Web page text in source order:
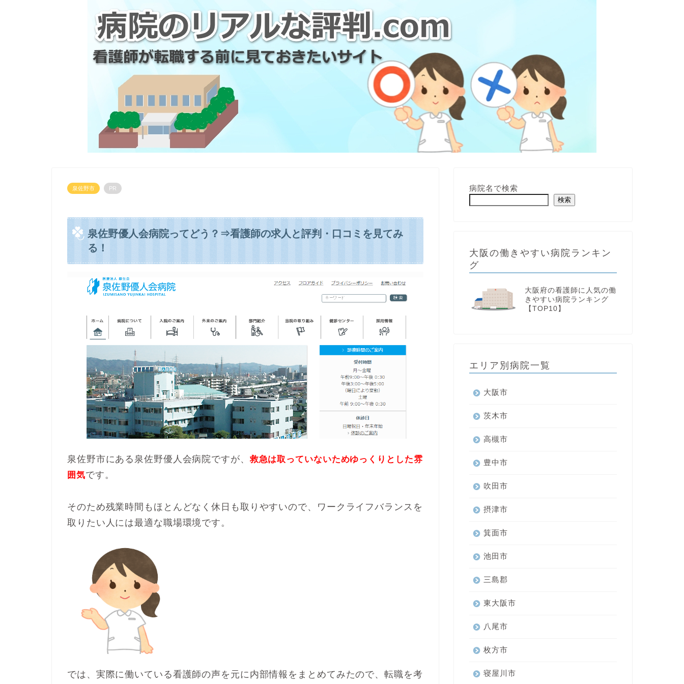
泉佐野市 PR
泉佐野優人会病院ってどう？⇒看護師の求人と評判・口コミを見てみ
る！
泉佐野市にある泉佐野優人会病院ですが、救急は取っていないためゆっくりとした雰
囲気です。
そのため残業時間もほとんどなく休日も取りやすいので、ワークライフバランスを
取りたい人には最適な職場環境です。
では、実際に働いている看護師の声を元に内部情報をまとめてみたので、転職を考
病院名で検索
検索
大阪の働きやすい病院ランキン
グ
大阪府の看護師に人気の働
きやすい病院ランキング
【TOP10】
エリア別病院一覧
大阪市
茨木市
高槻市
豊中市
吹田市
摂津市
箕面市
池田市
三島郡
東大阪市
八尾市
枚方市
寝屋川市